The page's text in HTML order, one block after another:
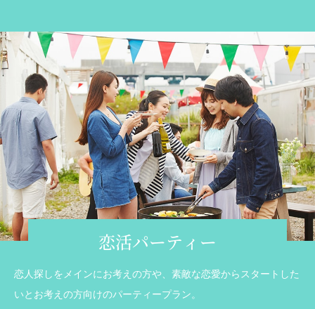
恋活パーティー
恋人探しをメインにお考えの方や、素敵な恋愛からスタートした
いとお考えの方向けのパーティープラン。